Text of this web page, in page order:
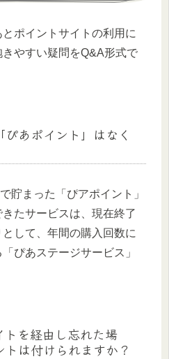
ポイントサイトの利用に
やすい疑問をQ&A形式で
あポイント」はなく
貯まった「ぴアポイント」
たサービスは、現在終了
して、年間の購入回数に
ぴあステージサービス」
を経由し忘れた場
は付けられますか？